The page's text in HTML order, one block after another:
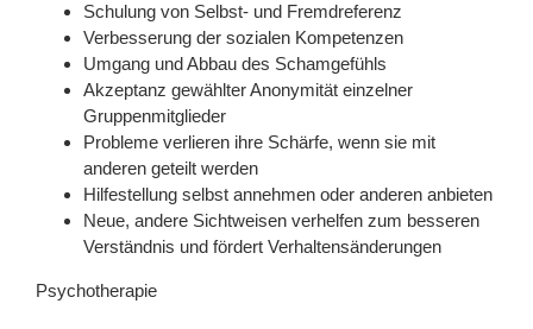
Schulung von Selbst- und Fremdreferenz
Verbesserung der sozialen Kompetenzen
Umgang und Abbau des Schamgefühls
Akzeptanz gewählter Anonymität einzelner
Gruppenmitglieder
Probleme verlieren ihre Schärfe, wenn sie mit
anderen geteilt werden
Hilfestellung selbst annehmen oder anderen anbieten
Neue, andere Sichtweisen verhelfen zum besseren
Verständnis und fördert Verhaltensänderungen
Psychotherapie